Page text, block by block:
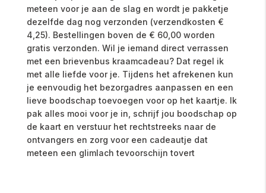
meteen voor je aan de slag en wordt je pakketje
dezelfde dag nog verzonden (verzendkosten €
4,25). Bestellingen boven de € 60,00 worden
gratis verzonden. Wil je iemand direct verrassen
met een brievenbus kraamcadeau? Dat regel ik
met alle liefde voor je. Tijdens het afrekenen kun
je eenvoudig het bezorgadres aanpassen en een
lieve boodschap toevoegen voor op het kaartje. Ik
pak alles mooi voor je in, schrijf jou boodschap op
de kaart en verstuur het rechtstreeks naar de
ontvangers en zorg voor een cadeautje dat
meteen een glimlach tevoorschijn tovert